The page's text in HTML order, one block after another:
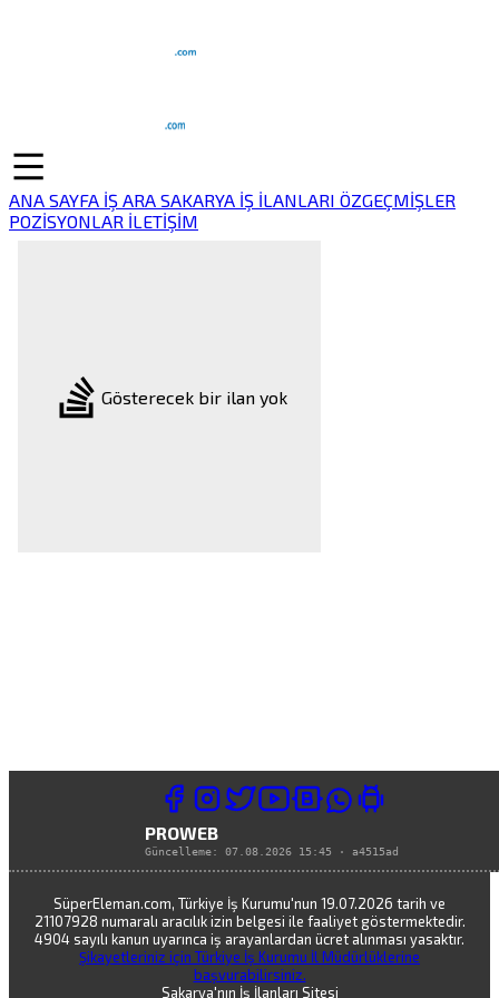
ANA SAYFA İŞ ARA SAKARYA İŞ İLANLARI ÖZGEÇMİŞLER
POZİSYONLAR İLETİŞİM
Gösterecek bir ilan yok
PROWEB
Güncelleme: 07.08.2026 15:45 · a4515ad
SüperEleman.com, Türkiye İş Kurumu'nun 19.07.2026 tarih ve
21107928 numaralı aracılık izin belgesi ile faaliyet göstermektedir.
4904 sayılı kanun uyarınca iş arayanlardan ücret alınması yasaktır.
Şikayetleriniz için Türkiye İş Kurumu İl Müdürlüklerine
başvurabilirsiniz.
Sakarya'nın İş İlanları Sitesi